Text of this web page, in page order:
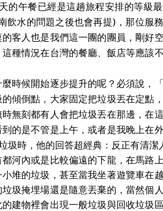
的午餐已經是這趟旅程安排的等級
飲水的問題之後也會再提) ，那位服
客人也是我們這一團的團員，剛好
種情況在台灣的餐廳、飯店等應該
時候開始逐步提升的呢？必須說，
傾倒點，大家固定把垃圾丟在定點
無刻都有人會把垃圾丟在那邊，在
的是不管是上午，或者是我晚上在
圾時，他的回答超經典：反正有清潔
河內或是比較偏遠的下龍，在馬路
堆的垃圾，甚至當我坐著遊覽車在
圾掩埋場還是隨意丟棄的，當然個
建物裡會出現一般垃圾與回收垃圾